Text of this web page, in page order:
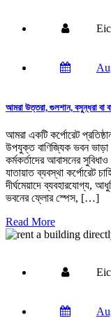
আমরা উত্তরা, গুলশান, বসুন্ধরা বা
আমরা একটি কর্পোরেট
উপযুক্ত বাণিজ্যিক ভবন ভাড়া
কর্মকর্তাদের আবাসনের
যাতায়াত ব্যবস্থা কর্পোরেট
দীর্ঘমেয়াদে ব্যবহারযোগ্য,
ভবনের ফ্লোর স্পেস, […]
Read More